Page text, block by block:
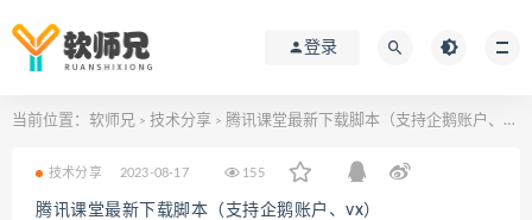
登录
当前位置： 软师兄 > 技术分享 > 腾讯课堂最新下载脚本（支持企鹅账户、vx）
技术分享 2023-08-17 155
腾讯课堂最新下载脚本（支持企鹅账户、vx）